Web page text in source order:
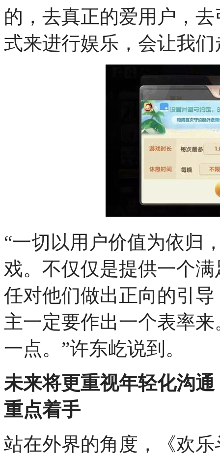
的，去真正的爱用户，
式来进行娱乐，会让我们
“一切以用户价值为依归
戏。不仅仅是提供一个
任对他们做出正向的引
主一定要作出一个表率
一点。”许东屹说到。
未来将更重视年轻化沟
重点着手
站在外界的角度，《欢